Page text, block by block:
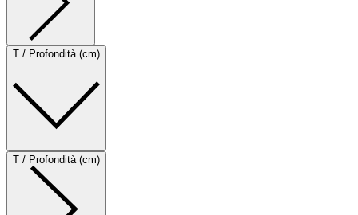
T / Profondità (cm)
T / Profondità (cm)